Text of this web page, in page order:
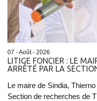
07 - Août - 2026
LITIGE FONCIER : LE
ARRÊTÉ PAR LA
Le maire de Sindia,
Section de recherches de